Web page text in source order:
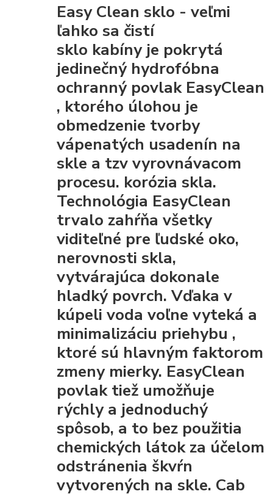
Easy Clean sklo - veľmi
ľahko sa čistí
sklo kabíny je pokrytá
jedinečný hydrofóbna
ochranný povlak EasyClean
, ktorého úlohou je
obmedzenie tvorby
vápenatých usadenín na
skle a tzv vyrovnávacom
procesu. korózia skla.
Technológia EasyClean
trvalo zahŕňa všetky
viditeľné pre ľudské oko,
nerovnosti skla,
vytvárajúca dokonale
hladký povrch. Vďakav
kúpeli voda voľne vyteká a
minimalizáciu priehybu ,
ktoré sú hlavným faktorom
zmeny mierky. EasyClean
povlak tiež umožňuje
rýchly a jednoduchý
spôsob, a to bez použitia
chemických látok za účelom
odstránenia škvŕn
vytvorených na skle. Cab